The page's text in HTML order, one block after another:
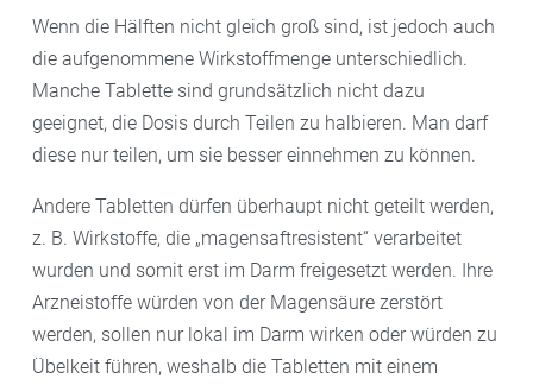
Wenn die Hälften nicht gleich groß sind, ist jedoch auch
die aufgenommene Wirkstoffmenge unterschiedlich.
Manche Tablette sind grundsätzlich nicht dazu
geeignet, die Dosis durch Teilen zu halbieren. Man darf
diese nur teilen, um sie besser einnehmen zu können.
Andere Tabletten dürfen überhaupt nicht geteilt werden,
z. B. Wirkstoffe, die „magensaftresistent“ verarbeitet
wurden und somit erst im Darm freigesetzt werden. Ihre
Arzneistoffe würden von der Magensäure zerstört
werden, sollen nur lokal im Darm wirken oder würden zu
Übelkeit führen, weshalb die Tabletten mit einem